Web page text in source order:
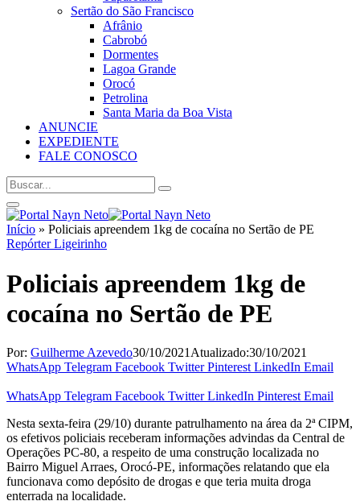
Sertão do São Francisco
Afrânio
Cabrobó
Dormentes
Lagoa Grande
Orocó
Petrolina
Santa Maria da Boa Vista
ANUNCIE
EXPEDIENTE
FALE CONOSCO
Início » Policiais apreendem 1kg de cocaína no Sertão de PE
Repórter Ligeirinho
Policiais apreendem 1kg de
cocaína no Sertão de PE
Por: Guilherme Azevedo30/10/2021 Atualizado:30/10/2021
WhatsApp Telegram Facebook Twitter Pinterest LinkedIn Email
WhatsApp Telegram Facebook Twitter LinkedIn Pinterest Email
Nesta sexta-feira (29/10) durante patrulhamento na área da 2ª CIPM,
os efetivos policiais receberam informações advindas da Central de
Operações PC-80, a respeito de uma construção localizada no
Bairro Miguel Arraes, Orocó-PE, informações relatando que ela
funcionava como depósito de drogas e que teria muita droga
enterrada na localidade.